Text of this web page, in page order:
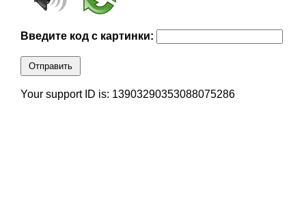
Введите код с картинки:
Отправить
Your support ID is: 13903290353088075286